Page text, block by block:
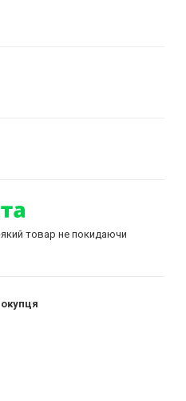
який товар не покидаючи